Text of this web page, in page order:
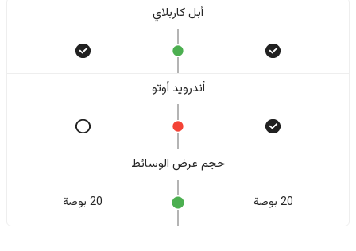
أبل كاربلاي
أندرويد أوتو
حجم عرض الوسائط
20 بوصة 20 بوصة